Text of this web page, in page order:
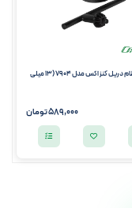
سه نظام دریل کنزاکس مدل 7904 (13 میلی
589,000تومان